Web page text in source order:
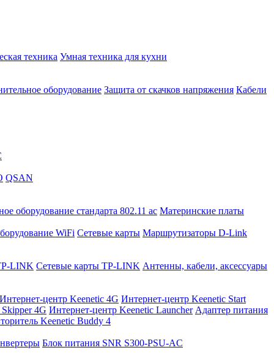
техника Умная техника для кухни
оборудование Защита от скачков напряжения Кабели
QSAN
оборудование стандарта 802.11 ас Материнские платы
WiFi Сетевые карты Маршрутизаторы D-Link
LINK Сетевые карты TP-LINK Антенны, кабели, аксессуары
Интернет-центр Keenetic 4G Интернет-центр Keenetic Start
4G Интернет-центр Keenetic Launcher Адаптер питания
Keenetic Buddy 4
Блок питания SNR S300-PSU-AC